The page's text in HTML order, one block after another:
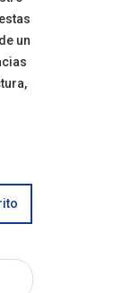
un